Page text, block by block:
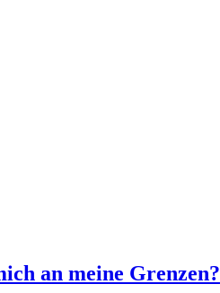
an meine Grenzen?